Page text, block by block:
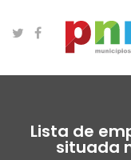
Lista de
situada